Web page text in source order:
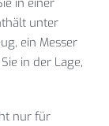
in einer
unter
ein Messer
in der Lage,
nur für